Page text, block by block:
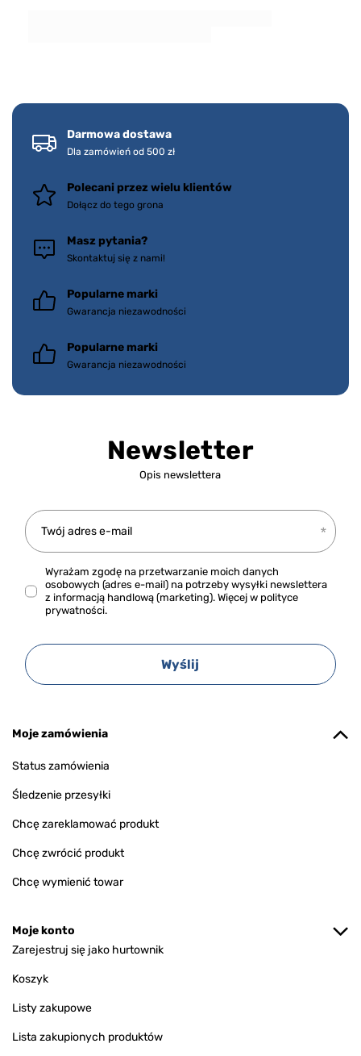
Darmowa dostawa
Dla zamówień od 500 zł
Polecani przez wielu klientów
Dołącz do tego grona
Masz pytania?
Skontaktuj się z nami!
Popularne marki
Gwarancja niezawodności
Popularne marki
Gwarancja niezawodności
Newsletter
Opis newslettera
Twój adres e-mail
Wyrażam zgodę na przetwarzanie moich danych
osobowych (adres e-mail) na potrzeby wysyłki newslettera
z informacją handlową (marketing). Więcej w polityce
prywatności.
Wyślij
Moje zamówienia
Status zamówienia
Śledzenie przesyłki
Chcę zareklamować produkt
Chcę zwrócić produkt
Chcę wymienić towar
Moje konto
Zarejestruj się jako hurtownik
Koszyk
Listy zakupowe
Lista zakupionych produktów